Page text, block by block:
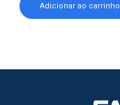
Adicionar ao carrinho